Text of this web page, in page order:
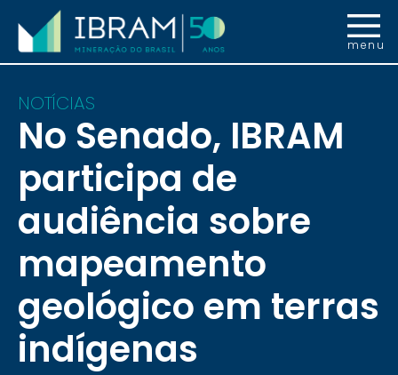
menu
NOTÍCIAS
No Senado, IBRAM
participa de
audiência sobre
mapeamento
geológico em terras
indígenas